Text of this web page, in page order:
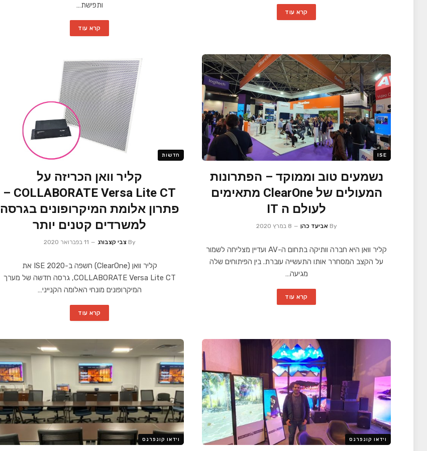
קרא עוד
ותפישת…
קרא עוד
ISE
נשמעים טוב וממוקד – הפתרונות
המעולים של ClearOne מתאימים
לעולם ה IT
By אביעד כהן 8 במרץ 2020
קליר וואן היא חברה וותיקה בתחום ה-AV ועדיין מצליחה לשמור
על הקצב המסחרר אותו התעשייה עוברת. בין הפיתוחים שלה
מגיעה…
קרא עוד
חדשות
קליר וואן הכריזה על
COLLABORATE Versa Lite CT –
פתרון אלומת המיקרופונים בגרסה
למשרדים קטנים יותר
By צבי קצבורג 11 בפברואר 2020
קליר וואן (ClearOne) חשפה ב-ISE 2020 את
COLLABORATE Versa Lite CT, גרסה חדשה של מערך
המיקרופונים מונחי האלומה הקנייני…
קרא עוד
וידאו קונפרנס וידאו קונפרנס